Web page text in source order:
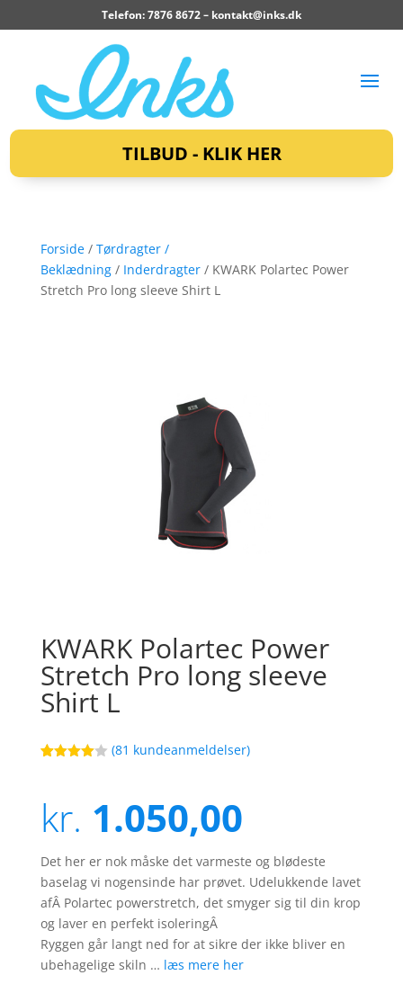
Telefon: 7876 8672 – kontakt@inks.dk
TILBUD - KLIK HER
Forside/ Tørdragter /
Beklædning/ Inderdragter/ KWARK Polartec Power
Stretch Pro long sleeve Shirt L
KWARK Polartec Power
Stretch Pro long sleeve
Shirt L
baseret
på
kundebed
r
(81 kundeanmeldelser)
kr. 1.050,00
Det her er nok måske det varmeste og blødeste
baselag vi nogensinde har prøvet. Udelukkende lavet
afÂ Polartec powerstretch, det smyger sig til din krop
og laver en perfekt isoleringÂ
Ryggen går langt ned for at sikre der ikke bliver en
ubehagelige skiln … læs mere her